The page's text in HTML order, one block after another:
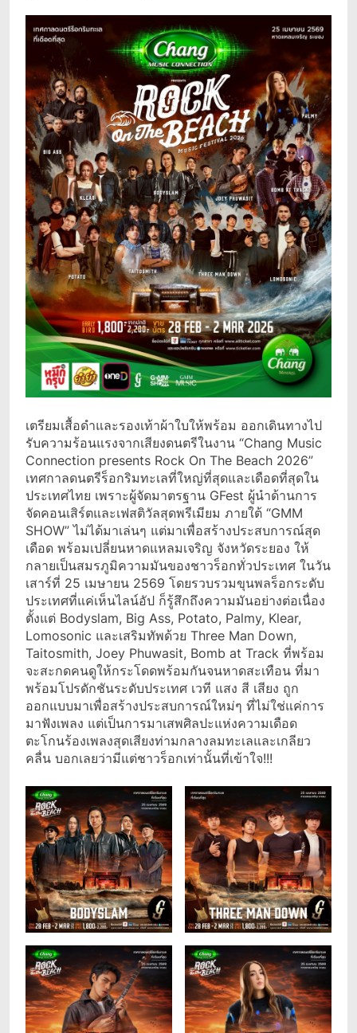
เตรียมเสื้อดำและรองเท้าผ้าใบให้พร้อม ออกเดินทางไป
รับความร้อนแรงจากเสียงดนตรีในงาน “Chang Music
Connection presents Rock On The Beach 2026”
เทศกาลดนตรีร็อกริมทะเลที่ใหญ่ที่สุดและเดือดที่สุดใน
ประเทศไทย เพราะผู้จัดมาตรฐาน GFest ผู้นำด้านการ
จัดคอนเสิร์ตและเฟสติวัลสุดพรีเมียม ภายใต้ “GMM
SHOW” ไม่ได้มาเล่นๆ แต่มาเพื่อสร้างประสบการณ์สุด
เดือด พร้อมเปลี่ยนหาดแหลมเจริญ จังหวัดระยอง ให้
กลายเป็นสมรภูมิความมันของชาวร็อกทั่วประเทศ ในวัน
เสาร์ที่ 25 เมษายน 2569 โดยรวบรวมขุนพลร็อกระดับ
ประเทศที่แค่เห็นไลน์อัป ก็รู้สึกถึงความมันอย่างต่อเนื่อง
ตั้งแต่ Bodyslam, Big Ass, Potato, Palmy, Klear,
Lomosonic และเสริมทัพด้วย Three Man Down,
Taitosmith, Joey Phuwasit, Bomb at Track ที่พร้อม
จะสะกดคนดูให้กระโดดพร้อมกันจนหาดสะเทือน ที่มา
พร้อมโปรดักชันระดับประเทศ เวที แสง สี เสียง ถูก
ออกแบบมาเพื่อสร้างประสบการณ์ใหม่ๆ ที่ไม่ใช่แค่การ
มาฟังเพลง แต่เป็นการมาเสพศิลปะแห่งความเดือด
ตะโกนร้องเพลงสุดเสียงท่ามกลางลมทะเลและเกลียว
คลื่น บอกเลยว่ามีแต่ชาวร็อกเท่านั้นที่เข้าใจ!!!